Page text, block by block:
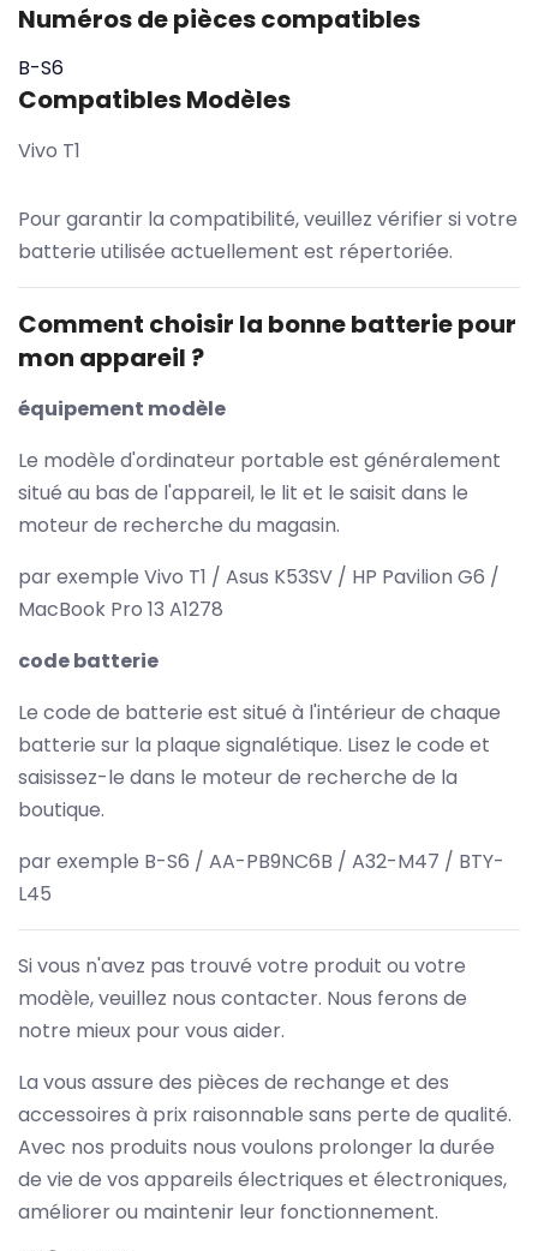
Numéros de pièces compatibles
B-S6
Compatibles Modèles
Vivo T1
Pour garantir la compatibilité, veuillez vérifier si votre
batterie utilisée actuellement est répertoriée.
Comment choisir la bonne batterie pour
mon appareil ?
équipement modèle
Le modèle d'ordinateur portable est généralement
situé au bas de l'appareil, le lit et le saisit dans le
moteur de recherche du magasin.
par exemple Vivo T1 / Asus K53SV / HP Pavilion G6 /
MacBook Pro 13 A1278
code batterie
Le code de batterie est situé à l'intérieur de chaque
batterie sur la plaque signalétique. Lisez le code et
saisissez-le dans le moteur de recherche de la
boutique.
par exemple B-S6 / AA-PB9NC6B / A32-M47 / BTY-
L45
Si vous n'avez pas trouvé votre produit ou votre
modèle, veuillez nous contacter. Nous ferons de
notre mieux pour vous aider.
La vous assure des pièces de rechange et des
accessoires à prix raisonnable sans perte de qualité.
Avec nos produits nous voulons prolonger la durée
de vie de vos appareils électriques et électroniques,
améliorer ou maintenir leur fonctionnement.